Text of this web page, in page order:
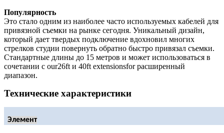
Популярность
Это стало одним из наиболее часто используемых кабелей для
привязной съемки на рынке сегодня. Уникальный дизайн,
который дает твердых подключение вдохновил многих
стрелков студии повернуть обратно быстро привязал съемки.
Стандартные длины до 15 метров и может использоваться в
сочетании с our26ft и 40ft extensionsfor расширенный
диапазон.
Технические характеристики
Элемент